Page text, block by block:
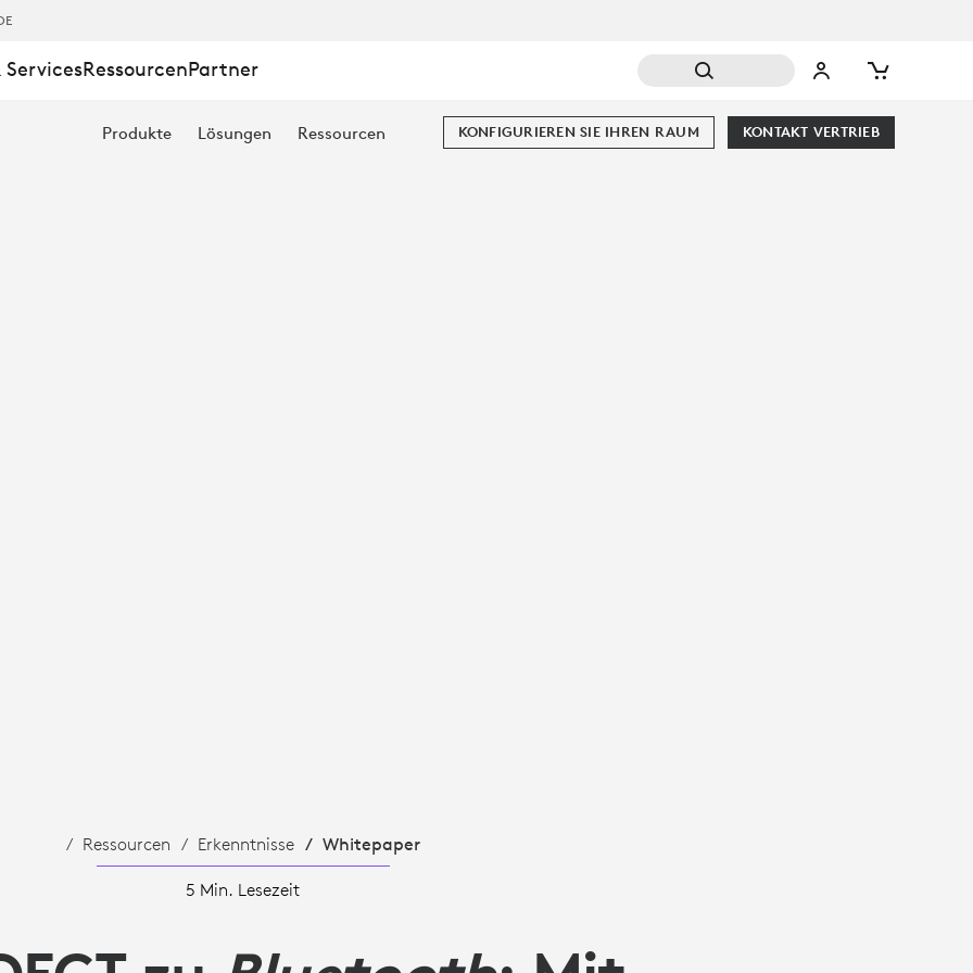
RessourcenPartner
Produkte Lösungen Ressourcen KONTAKT VERTRIEB
KONFIGURIEREN SIE IHREN RAUM
Ressourcen Erkenntnisse Whitepaper
5 Min. Lesezeit